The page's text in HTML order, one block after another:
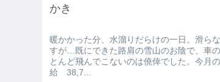
かき
暖かかった分、水溜りだらけの一日。滑ら
すが…既にできた路肩の雪山のお陰で、車
とんど飛んでこないのは僥倖でした。今月
給 38,7...